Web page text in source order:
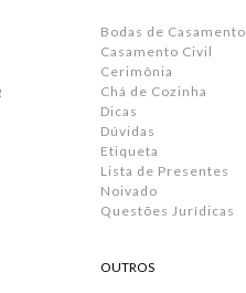
Bodas de Casamento
Casamento Civil
Cerimônia
Chá de Cozinha
Dicas
Dúvidas
Etiqueta
Lista de Presentes
Noivado
Questões Jurídicas
OUTROS